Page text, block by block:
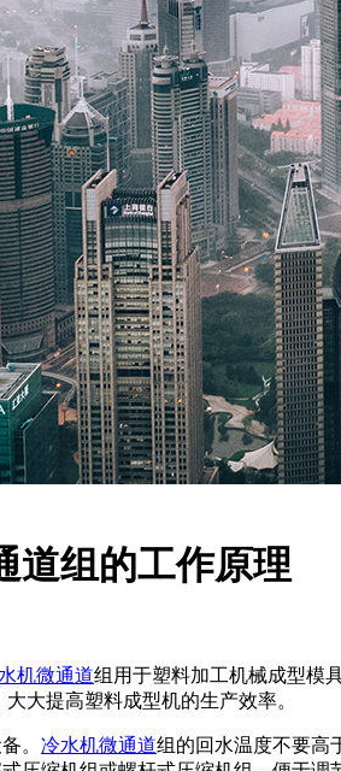
道组的工作原理
机微通道组用于塑料加工机械成型模
大提高塑料成型机的生产效率。
。 冷水机微通道组的回水温度不要高